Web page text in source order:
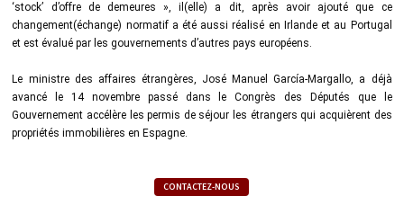
‘stock’ d’offre de demeures », il(elle) a dit, après avoir ajouté que ce
changement(échange) normatif a été aussi réalisé en Irlande et au Portugal
et est évalué par les gouvernements d’autres pays européens.
Le ministre des affaires étrangères, José Manuel García-Margallo, a déjà
avancé le 14 novembre passé dans le Congrès des Députés que le
Gouvernement accélère les permis de séjour les étrangers qui acquièrent des
propriétés immobilières en Espagne.
CONTACTEZ-NOUS